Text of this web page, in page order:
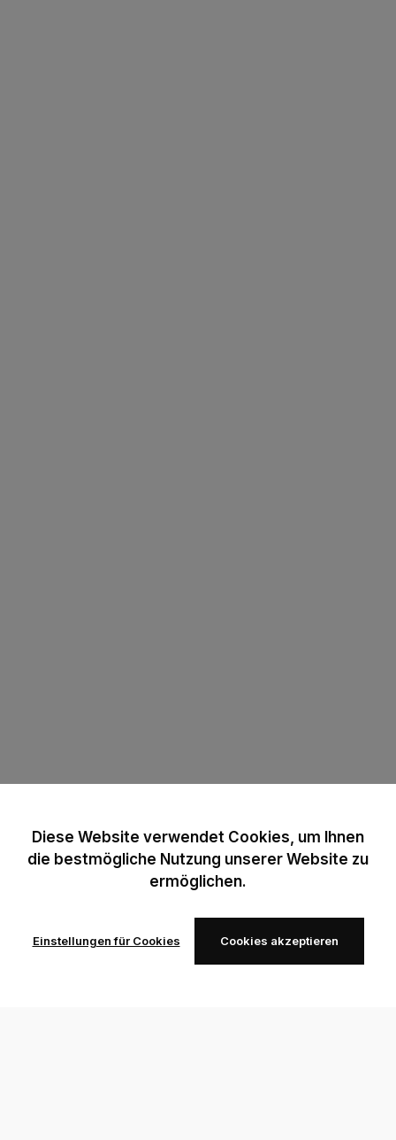
Diese Website verwendet Cookies, um Ihnen
die bestmögliche Nutzung unserer Website zu
ermöglichen.
Einstellungen für Cookies Cookies akzeptieren